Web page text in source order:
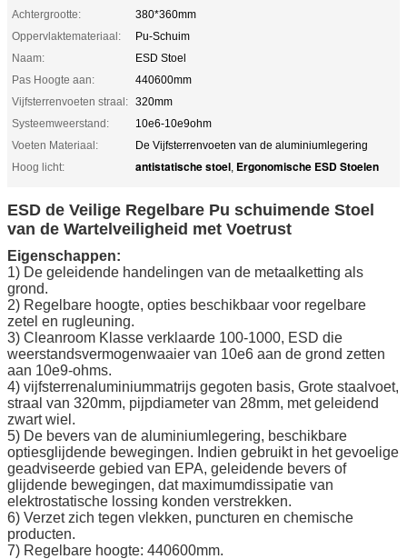
Achtergrootte:
380*360mm
Oppervlaktemateriaal:
Pu-Schuim
Naam:
ESD Stoel
Pas Hoogte aan:
440600mm
Vijfsterrenvoeten straal: 320mm
Systeemweerstand:
10e6-10e9ohm
Voeten Materiaal:
De Vijfsterrenvoeten van de aluminiumlegering
Hoog licht:
antistatische stoel, Ergonomische ESD Stoelen
ESD de Veilige Regelbare Pu schuimende Stoel
van de Wartelveiligheid met Voetrust
Eigenschappen:
1) De geleidende handelingen van de metaalketting als
grond.
2) Regelbare hoogte, opties beschikbaar voor regelbare
zetel en rugleuning.
3) Cleanroom Klasse verklaarde 100-1000, ESD die
weerstandsvermogenwaaier van 10e6 aan de grond zetten
aan 10e9-ohms.
4) vijfsterrenaluminiummatrijs gegoten basis, Grote staalvoet,
straal van 320mm, pijpdiameter van 28mm, met geleidend
zwart wiel.
5) De bevers van de aluminiumlegering, beschikbare
optiesglijdende bewegingen. Indien gebruikt in het gevoelige
geadviseerde gebied van EPA, geleidende bevers of
glijdende bewegingen, dat maximumdissipatie van
elektrostatische lossing konden verstrekken.
6) Verzet zich tegen vlekken, puncturen en chemische
producten.
7) Regelbare hoogte: 440600mm.